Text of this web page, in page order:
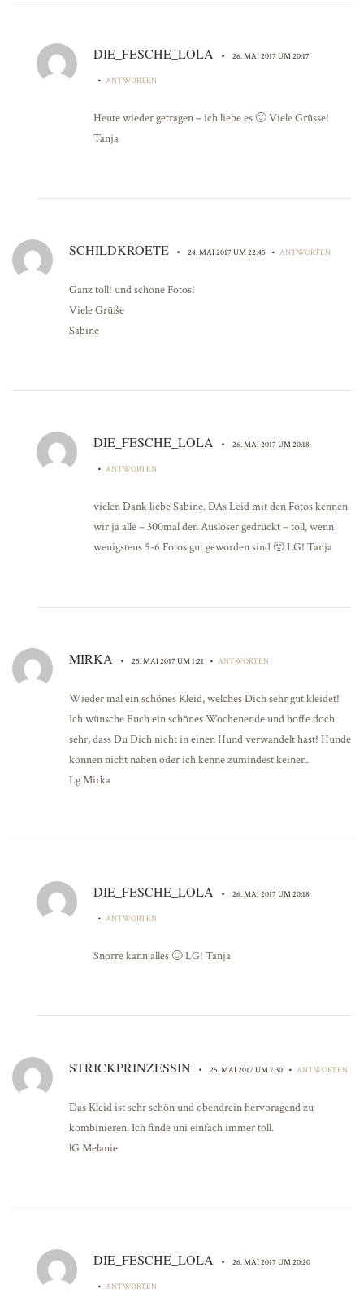
DIE_FESCHE_LOLA • 26. MAI 2017 UM 20:17
• ANTWORTEN
Heute wieder getragen – ich liebe es 🙂 Viele Grüsse!
Tanja
SCHILDKROETE • 24. MAI 2017 UM 22:45 • ANTWORTEN
Ganz toll! und schöne Fotos!
Viele Grüße
Sabine
DIE_FESCHE_LOLA • 26. MAI 2017 UM 20:18
• ANTWORTEN
vielen Dank liebe Sabine. DAs Leid mit den Fotos kennen
wir ja alle – 300mal den Auslöser gedrückt – toll, wenn
wenigstens 5-6 Fotos gut geworden sind 🙂 LG! Tanja
MIRKA • 25. MAI 2017 UM 1:21 • ANTWORTEN
Wieder mal ein schönes Kleid, welches Dich sehr gut kleidet!
Ich wünsche Euch ein schönes Wochenende und hoffe doch
sehr, dass Du Dich nicht in einen Hund verwandelt hast! Hunde
können nicht nähen oder ich kenne zumindest keinen.
Lg Mirka
DIE_FESCHE_LOLA • 26. MAI 2017 UM 20:18
• ANTWORTEN
Snorre kann alles 🙂 LG! Tanja
STRICKPRINZESSIN • 25. MAI 2017 UM 7:30 • ANTWORTEN
Das Kleid ist sehr schön und obendrein hervoragend zu
kombinieren. Ich finde uni einfach immer toll.
lG Melanie
DIE_FESCHE_LOLA • 26. MAI 2017 UM 20:20
• ANTWORTEN